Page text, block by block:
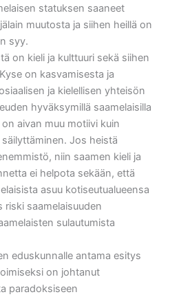
statuksen saaneet
muutosta ja siihen heillä on
syy.
on kieli ja kulttuuri sekä siihen
on kasvamisesta ja
ja kielellisen yhteisön
hyväksymillä saamelaisilla
aivan muu motiivi kuin
Jos heistä
niin saamen kieli ja
ei helpota sekään, että
asuu kotiseutualueensa
riski saamelaisuuden
sulautumista
eduskunnalle antama esitys
on johtanut
paradoksiseen